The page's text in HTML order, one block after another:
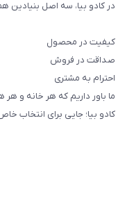
در کادو بیا، سه اصل بنیادین
کیفیت در محصول
صداقت در فروش
احترام به مشتری
ما باور داریم که هر خانه و
کادو بیا؛ جایی برای انتخاب